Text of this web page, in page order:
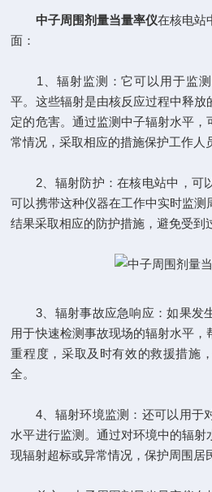
中子周围剂量当量率仪在核电站
面：
1、辐射监测：它可以用于监测
平。这些辐射是由核反应过程中释放
定的危害。通过监测中子辐射水平，
常情况，采取相应的措施保护工作人
2、辐射防护：在核电站中，可
可以携带这种仪器在工作中实时监测
结果采取相应的防护措施，避免受到
3、辐射事故应急响应：如果发
用于快速检测事故现场的辐射水平
重程度，采取及时有效的救援措施
全。
4、辐射环境监测：还可以用于
水平进行监测。通过对环境中的辐
现辐射超标或异常情况，保护周围居